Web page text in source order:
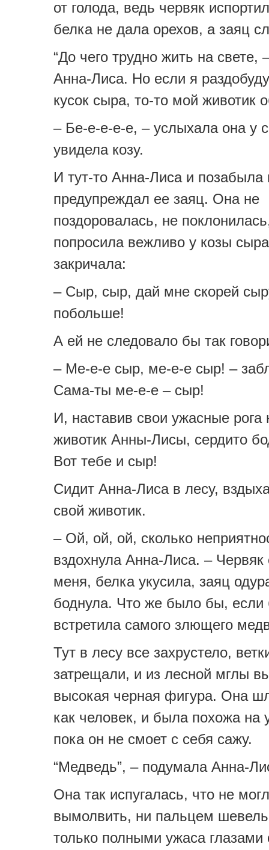
от голода, ведь червяк
белка не дала орехов, а заяц
“До чего трудно жить на свете,
Анна-Лиса. Но если я
кусок сыра, то-то мой животик
– Бе-е-е-е-е, – услыхала она у
увидела козу.
И тут-то Анна-Лиса и позабыла
предупреждал ее заяц. Она не
поздоровалась, не
попросила вежливо у козы
закричала:
– Сыр, сыр, дай мне скорей
побольше!
А ей не следовало бы так
– Ме-е-е сыр, ме-е-е сыр! –
Сама-ты ме-е-е – сыр!
И, наставив свои ужасные рога
животик Анны-Лисы, сердито
Вот тебе и сыр!
Сидит Анна-Лиса в лесу,
свой животик.
– Ой, ой, ой, сколько
вздохнула Анна-Лиса. – Червяк
меня, белка укусила, заяц
боднула. Что же было бы, если
встретила самого злющего
Тут в лесу все захрустело,
затрещали, и из лесной мглы
высокая черная фигура. Она
как человек, и была похожа на
пока он не смоет с себя сажу.
“Медведь”, – подумала Анна-
Она так испугалась, что не
вымолвить, ни пальцем
только полными ужаса глазами